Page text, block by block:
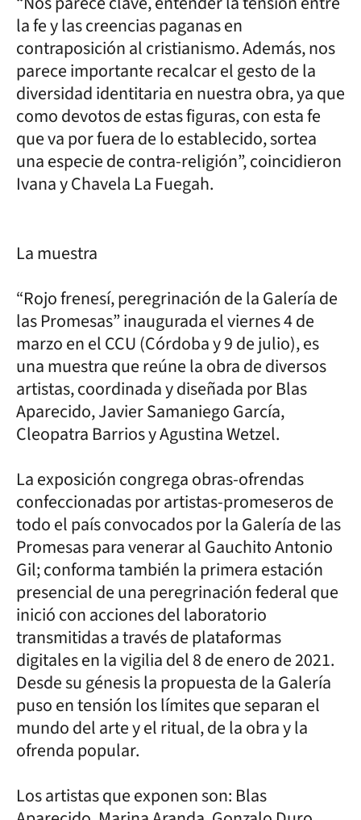
la fe y las creencias paganas en
contraposición al cristianismo. Además, nos
parece importante recalcar el gesto de la
diversidad identitaria en nuestra obra, ya que
como devotos de estas figuras, con esta fe
que va por fuera de lo establecido, sortea
una especie de contra-religión”, coincidieron
Ivana y Chavela La Fuegah.
La muestra
“Rojo frenesí, peregrinación de la Galería de
las Promesas” inaugurada el viernes 4 de
marzo en el CCU (Córdoba y 9 de julio), es
una muestra que reúne la obra de diversos
artistas, coordinada y diseñada por Blas
Aparecido, Javier Samaniego García,
Cleopatra Barrios y Agustina Wetzel.
La exposición congrega obras-ofrendas
confeccionadas por artistas-promeseros de
todo el país convocados por la Galería de las
Promesas para venerar al Gauchito Antonio
Gil; conforma también la primera estación
presencial de una peregrinación federal que
inició con acciones del laboratorio
transmitidas a través de plataformas
digitales en la vigilia del 8 de enero de 2021.
Desde su génesis la propuesta de la Galería
puso en tensión los límites que separan el
mundo del arte y el ritual, de la obra y la
ofrenda popular.
Los artistas que exponen son: Blas